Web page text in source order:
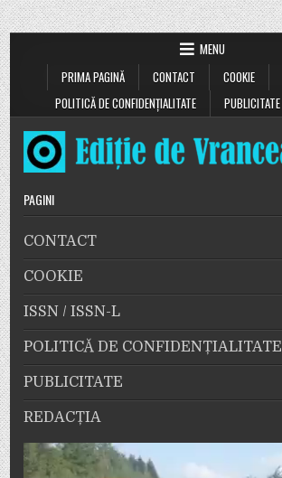
MENU
PRIMA PAGINĂ
CONTACT COOKIE
POLITICĂ DE CONFIDENȚIALITATE
PUBLICITATE
PAGINI
CONTACT
COOKIE
ISSN / ISSN-L
POLITICĂ DE CONFIDENȚIALITATE
PUBLICITATE
REDACȚIA